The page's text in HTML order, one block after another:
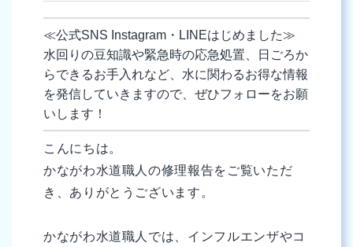
≪公式SNS Instagram・LINEはじめました≫
水回りの豆知識や緊急時の応急処置、日ごろか
らできるお手入れなど、水に関わるお得な情報
を発信していきますので、ぜひフォローをお願
いします！
こんにちは。
かながわ水道職人の修理報告をご覧いただ
き、ありがとうございます。
かながわ水道職人では、インフルエンザやコ